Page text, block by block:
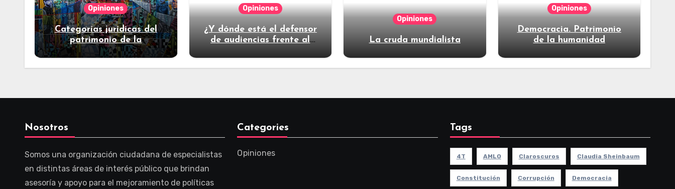
Opiniones
Categorías jurídicas del
patrimonio de la
humanidad
Opiniones
¿Y dónde está el defensor
de audiencias frente al
Opiniones
La cruda mundialista
Opiniones
Democracia. Patrimonio
de la humanidad
Nosotros
Somos una organización ciudadana de especialistas
en distintas áreas de interés público que brindan
asesoría y apoyo para el mejoramiento de políticas
Categories
Opiniones
Tags
4T AMLO Claroscuros Claudia Sheinbaum
Constitución Corrupción Democracia